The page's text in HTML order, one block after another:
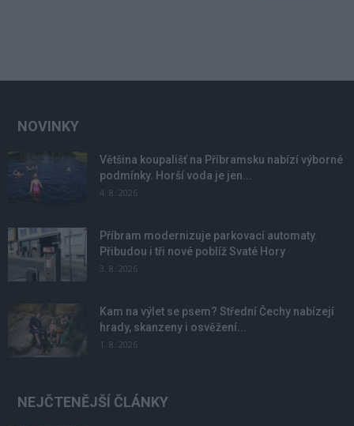
NOVINKY
Většina koupališť na Příbramsku nabízí výborné
podmínky. Horší voda je jen...
4. 8. 2026
Příbram modernizuje parkovací automaty.
Přibudou i tři nové poblíž Svaté Hory
3. 8. 2026
Kam na výlet se psem? Střední Čechy nabízejí
hrady, skanzeny i osvěžení...
1. 8. 2026
NEJČTENĚJŠÍ ČLÁNKY